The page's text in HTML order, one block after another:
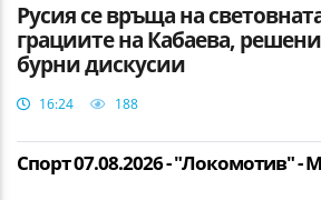
Русия се връща на
грациите на Кабаева,
бурни дискусии
16:24 188
Спорт 07.08.2026 - "Локомотив" -